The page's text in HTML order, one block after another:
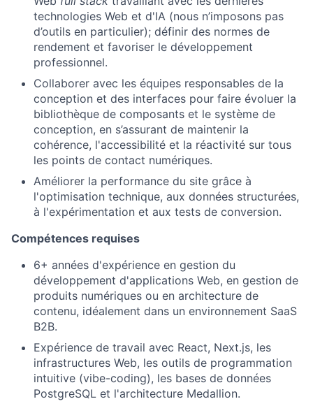
technologies Web et d'IA (nous n’imposons pas
d’outils en particulier); définir des normes de
rendement et favoriser le développement
professionnel.
Collaborer avec les équipes responsables de la
conception et des interfaces pour faire évoluer la
bibliothèque de composants et le système de
conception, en s’assurant de maintenir la
cohérence, l'accessibilité et la réactivité sur tous
les points de contact numériques.
Améliorer la performance du site grâce à
l'optimisation technique, aux données structurées,
à l'expérimentation et aux tests de conversion.
Compétences requises
6+ années d'expérience en gestion du
développement d'applications Web, en gestion de
produits numériques ou en architecture de
contenu, idéalement dans un environnement SaaS
B2B.
Expérience de travail avec React, Next.js, les
infrastructures Web, les outils de programmation
intuitive (vibe-coding), les bases de données
PostgreSQL et l'architecture Medallion.